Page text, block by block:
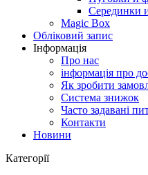
Серединки
Magic Box
Обліковий запис
Інформація
Про нас
інформація про
Як зробити
Система знижок
Часто задавані
Контакти
Новини
Категорії